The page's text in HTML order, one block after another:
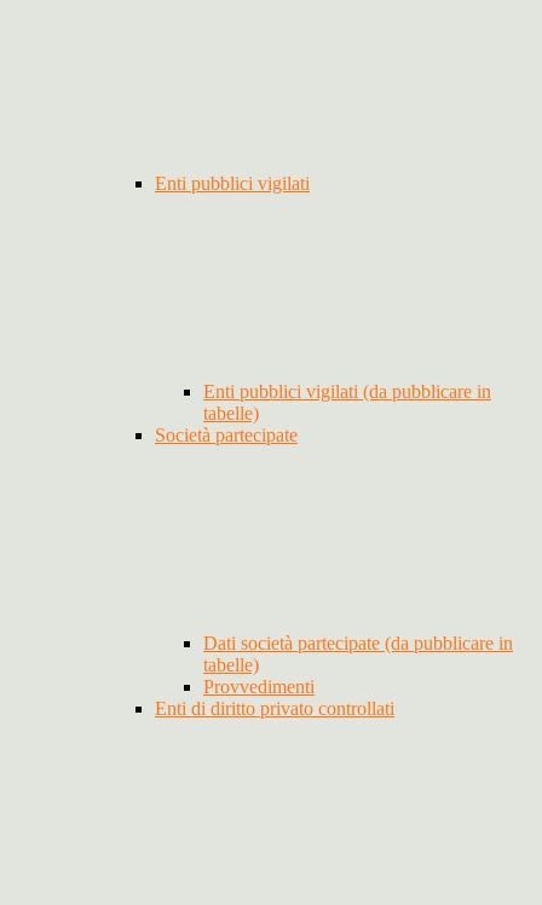
Enti pubblici vigilati
Enti pubblici vigilati (da pubblicare in
tabelle)
Società partecipate
Dati società partecipate (da pubblicare in
tabelle)
Provvedimenti
Enti di diritto privato controllati